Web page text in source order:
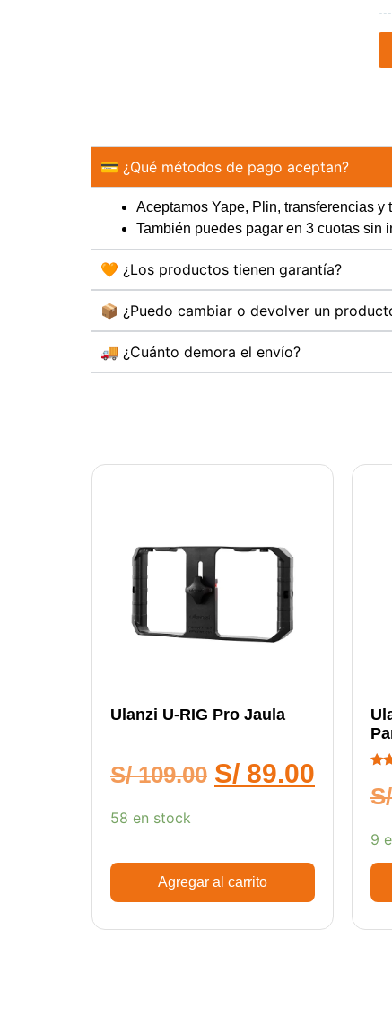
💳 ¿Qué métodos de pago aceptan?
Aceptamos Yape, Plin, transferencias y
También puedes pagar en 3 cuotas sin
🧡 ¿Los productos tienen garantía?
📦 ¿Puedo cambiar o devolver un
🚚 ¿Cuánto demora el envío?
Ulanzi U-RIG Pro Jaula
S/109.00 S/ 89.00
58 en stock
Agregar al carrito
5.00
de
S/
9